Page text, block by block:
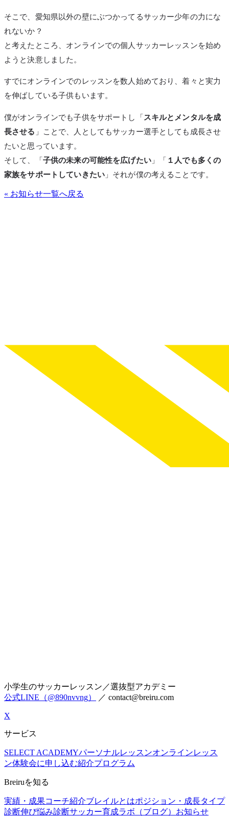
そこで、愛知県以外の壁にぶつかってるサッカー少年の力にな
れないか？
と考えたところ、オンラインでの個人サッカーレッスンを始め
ようと決意しました。
すでにオンラインでのレッスンを数人始めており、着々と実力
を伸ばしている子供もいます。
僕がオンラインでも子供をサポートし「 スキルとメンタルを成
長させる 」ことで、人としてもサッカー選手としても成長させ
たいと思っています。
そして、「 子供の未来の可能性を広げたい」「 １人でも多くの
家族をサポートしていきたい」それが僕の考えることです。
« お知らせ一覧へ戻る
小学生のサッカーレッスン／選抜型アカデミー
公式LINE（@890nvvng） ／ contact@breiru.com
X
サービス
SELECT ACADEMYパーソナルレッスンオンラインレッス
ン体験会に申し込む紹介プログラム
Breiruを知る
実績・成果コーチ紹介ブレイルとはポジション・成長タイプ
診断伸び悩み診断サッカー育成ラボ（ブログ） お知らせ